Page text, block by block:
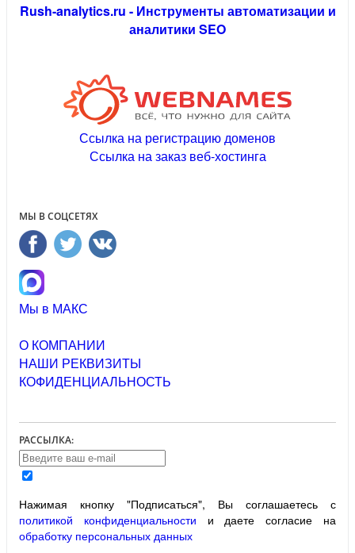
Rush-analytics.ru - Инструменты автоматизации и
аналитики SEO
Ссылка на регистрацию доменов
Ссылка на заказ веб-хостинга
МЫ В СОЦСЕТЯХ
Мы в МАКС
О КОМПАНИИ
НАШИ РЕКВИЗИТЫ
КОФИДЕНЦИАЛЬНОСТЬ
РАССЫЛКА:
Нажимая кнопку "Подписаться", Вы соглашаетесь с
политикой конфиденциальности и даете согласие на
обработку персональных данных